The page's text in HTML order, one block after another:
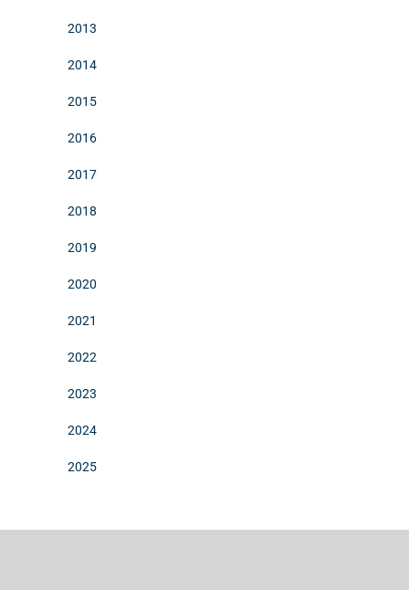
2013
2014
2015
2016
2017
2018
2019
2020
2021
2022
2023
2024
2025